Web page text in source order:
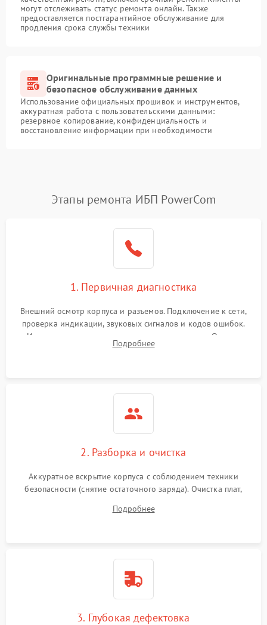
могут отслеживать статус ремонта онлайн. Также
предоставляется постгарантийное обслуживание для
продления срока службы техники
Оригинальные программные решение и
безопасное обслуживание данных
Использование официальных прошивок и инструментов,
аккуратная работа с пользовательскими данными:
резервное копирование, конфиденциальность и
восстановление информации при необходимости
Этапы ремонта ИБП PowerCom
1. Первичная диагностика
Внешний осмотр корпуса и разъемов. Подключение к сети,
проверка индикации, звуковых сигналов и кодов ошибок.
Измерение входного и выходного напряжения. Оценка
реакции ИБП на отключение основного питания без
Подробнее
2. Разборка и очистка
Аккуратное вскрытие корпуса с соблюдением техники
безопасности (снятие остаточного заряда). Очистка плат,
и кистей для предотвращения перегрева и замыканий.
Подробнее
3. Глубокая дефектовка